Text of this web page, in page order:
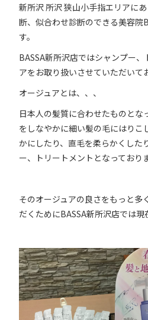
新所沢 所沢 狭山小手指エリアに
断、似合わせ診断のできる美容院
す。
BASSA新所沢店ではシャンプー
アをお取り扱いさせていただいて
オージュアとは、、、
日本人の髪質に合わせたものとな
をしなやかに細い髪の毛にはりこ
かにしたり、直毛を柔らかくした
ー、トリートメントとなっておりま
そのオージュアの良さをもっと多
だくためにBASSA新所沢店では現